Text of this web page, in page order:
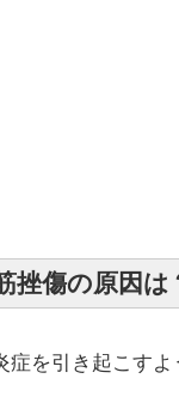
挫傷の原因は
症を引き起こす